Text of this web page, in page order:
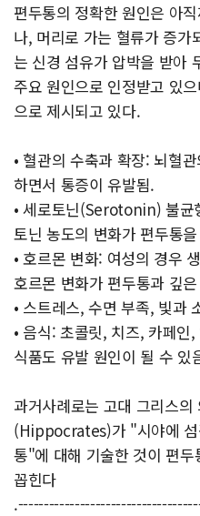
편두통의 정확한 원인은 아
나, 머리로 가는 혈류가 증가
는 신경 섬유가 압박을 받아
주요 원인으로 인정받고 있
으로 제시되고 있다.
• 혈관의 수축과 확장: 뇌혈
하면서 통증이 유발됨.
• 세로토닌(Serotonin) 불균
토닌 농도의 변화가 편두통
• 호르몬 변화: 여성의 경우
호르몬 변화가 편두통과 깊
• 스트레스, 수면 부족, 빛과
• 음식: 초콜릿, 치즈, 카페인
식품도 유발 원인이 될 수 있
과거사례로는 고대 그리스의
(Hippocrates)가 "시야에 섬
통"에 대해 기술한 것이 편
꼽힌다